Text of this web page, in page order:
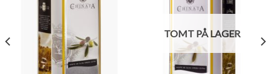
TOMT PÅ LAGER